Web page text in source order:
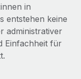
von IT-
sein Team mit
KI-basierte
in
entstehen keine
administrativer
Einfachheit für